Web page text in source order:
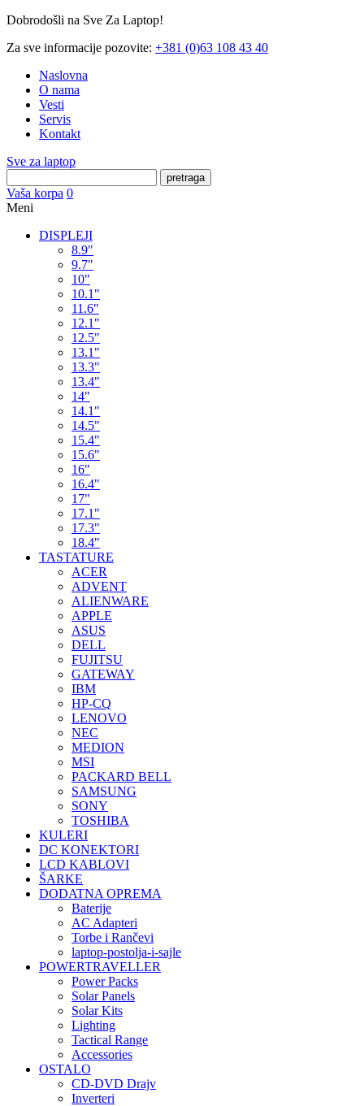
Dobrodošli na Sve Za Laptop!
Za sve informacije pozovite: +381 (0)63 108 43 40
Naslovna
O nama
Vesti
Servis
Kontakt
Sve za laptop
pretraga
Vaša korpa 0
Meni
DISPLEJI
8.9"
9.7"
10"
10.1"
11.6"
12.1"
12.5"
13.1"
13.3"
13.4"
14"
14.1"
14.5"
15.4"
15.6"
16"
16.4"
17"
17.1"
17.3"
18.4"
TASTATURE
ACER
ADVENT
ALIENWARE
APPLE
ASUS
DELL
FUJITSU
GATEWAY
IBM
HP-CQ
LENOVO
NEC
MEDION
MSI
PACKARD BELL
SAMSUNG
SONY
TOSHIBA
KULERI
DC KONEKTORI
LCD KABLOVI
ŠARKE
DODATNA OPREMA
Baterije
AC Adapteri
Torbe i Rančevi
laptop-postolja-i-sajle
POWERTRAVELLER
Power Packs
Solar Panels
Solar Kits
Lighting
Tactical Range
Accessories
OSTALO
CD-DVD Drajv
Inverteri